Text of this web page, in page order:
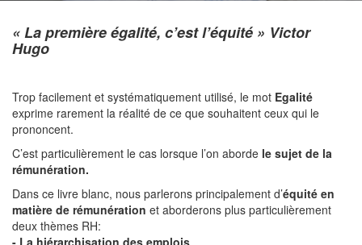
« La première égalité, c’est l’équité » Victor
Hugo
Trop facilement et systématiquement utilisé, le mot Egalité
exprime rarement la réalité de ce que souhaitent ceux qui le
prononcent.
C’est particulièrement le cas lorsque l’on aborde le sujet de la
rémunération.
Dans ce livre blanc, nous parlerons principalement d’équité en
matière de rémunération et aborderons plus particulièrement
deux thèmes RH:
- La hiérarchisation des emplois